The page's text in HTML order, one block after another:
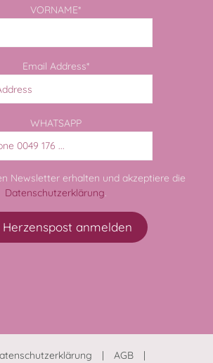
VORNAME*
Email Address*
WHATSAPP
Newsletter erhalten und akzeptiere die
Datenschutzerklärung.
AGB